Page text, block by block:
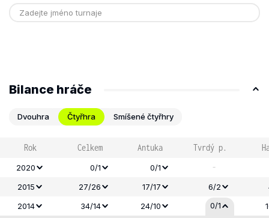
Bilance hráče
Dvouhra Čtyřhra Smíšené čtyřhry
Rok Celkem Antuka Tvrdý p.
2020 0/1 0/1 -
2015 27/26 17/17 6/2
2014
34/14 24/10 0/1